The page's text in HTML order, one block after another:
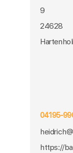
9
24628
04195-
https://